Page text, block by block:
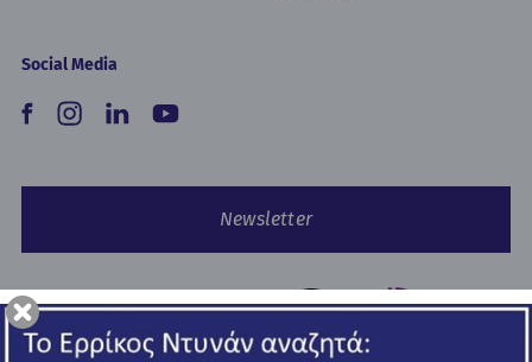
Social Media
Newsletter